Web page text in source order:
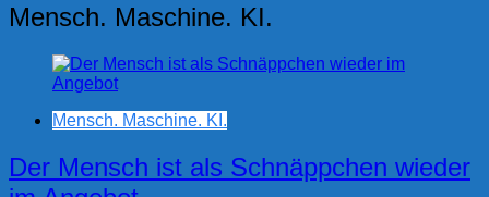
Mensch. Maschine. KI.
Mensch. Maschine. KI.
Der Mensch ist als Schnäppchen wieder